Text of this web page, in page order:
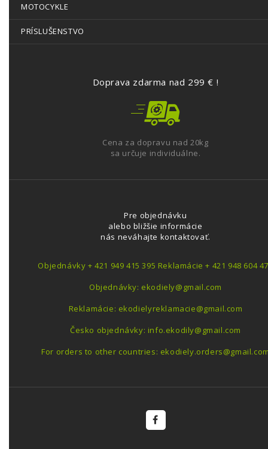
MOTOCYKLE
PRÍSLUŠENSTVO
Doprava zdarma nad 299 € !
Cena za dopravu nad 20kg
sa určuje individuálne.
Pre objednávku
alebo bližšie informácie
nás neváhajte kontaktovať.
Objednávky + 421 949 415 395 Reklamácie + 421 948 604
Objednávky: ekodiely@gmail.com
Reklamácie: ekodielyreklamacie@gmail.com
Česko objednávky: info.ekodily@gmail.com
For orders to other countries: